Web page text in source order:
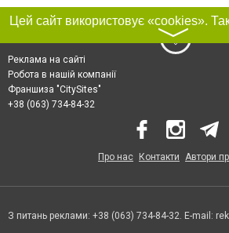
〉
Реклама на сайті
Робота в нашій компанії
Франшиза "CitySites"
+38 (063) 734-84-32
Про нас Контакти Автори
З питань реклами: +38 (063) 734-84-32. E-mail: